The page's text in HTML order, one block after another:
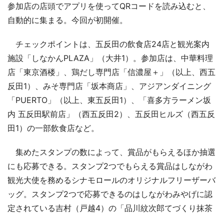
参加店の店頭でアプリを使ってQRコードを読み込むと、
自動的に集まる。今回が初開催。
チェックポイントは、五反田の飲食店24店と観光案内
施設「しなかんPLAZA」（大井1）。参加店は、中華料理
店「東京酒楼」、鶏だし専門店「信濃屋＋」（以上、西五
反田1）、みそ専門店「坂本商店」、アジアンダイニング
「PUERTO」（以上、東五反田1）、「喜多方ラーメン坂
内 五反田駅前店」（西五反田2）、五反田ヒルズ（西五反
田1）の一部飲食店など。
集めたスタンプの数によって、賞品がもらえるほか抽選
にも応募できる。スタンプ2つでもらえる賞品はしながわ
観光大使を務めるシナモロールのオリジナルフリーザーバ
ッグ。スタンプ2つで応募できるのはしながわみやげに認
定されている吉村（戸越4）の「品川紋次郎てづくり抹茶